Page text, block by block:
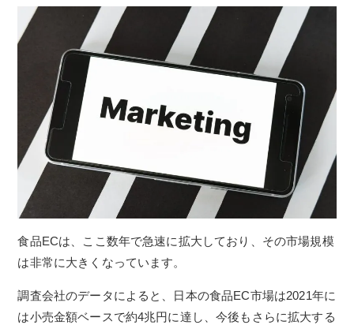
食品ECは、ここ数年で急速に拡大しており、その市場規模
は非常に大きくなっています。
調査会社のデータによると、日本の食品EC市場は2021年に
は小売金額ベースで約4兆円に達し、今後もさらに拡大する